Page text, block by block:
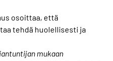
osoittaa, että
tehdä huolellisesti ja
mukaan